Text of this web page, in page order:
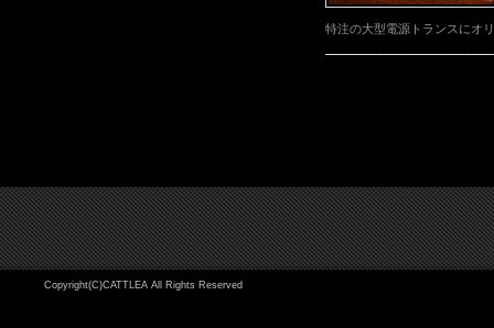
特注の大型電源トランスにオ
Copyright(C)CATTLEA All Rights Reserved